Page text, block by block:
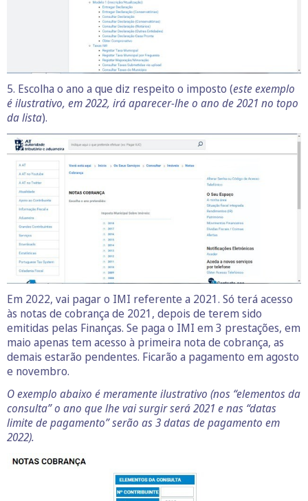
5. Escolha o ano a que diz respeito o imposto (este exemplo
é ilustrativo, em 2022, irá aparecer-lhe o ano de 2021 no topo
da lista).
Em 2022, vai pagar o IMI referente a 2021. Só terá acesso
às notas de cobrança de 2021, depois de terem sido
emitidas pelas Finanças. Se paga o IMI em 3 prestações, em
maio apenas tem acesso à primeira nota de cobrança, as
demais estarão pendentes. Ficarão a pagamento em agosto
e novembro.
O exemplo abaixo é meramente ilustrativo (nos “elementos da
consulta” o ano que lhe vai surgir será 2021 e nas “datas
limite de pagamento” serão as 3 datas de pagamento em
2022).